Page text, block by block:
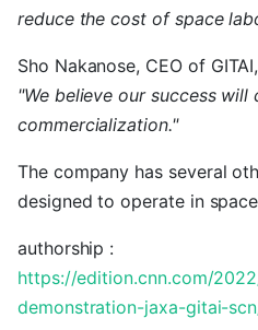
reduce the cost of space
Sho Nakanose, CEO of
"We believe our success
commercialization."
The company has several
designed to operate in
authorship :
https://edition.cnn.com/
demonstration-jaxa-gitai-